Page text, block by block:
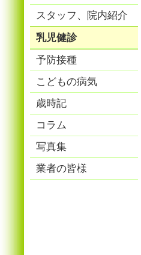
スタッフ、院内紹介
乳児健診
予防接種
こどもの病気
歳時記
コラム
写真集
業者の皆様